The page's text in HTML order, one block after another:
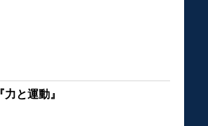
と運動』